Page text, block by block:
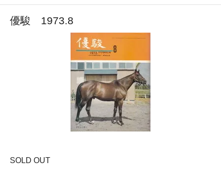
優駿 1973.8
SOLD OUT